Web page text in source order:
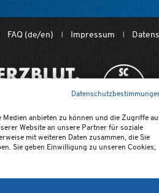
FAQ (de/en) Impressum
© SC Paderborn 07 GmbH & Co.
anbieten zu können und die Zugriffe
Website an unsere Partner für soziale
mit weiteren Daten zusammen, die Sie
Sie geben Einwilligung zu unseren Cookies,